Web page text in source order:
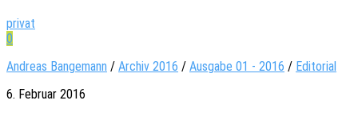
privat
0
Andreas Bangemann / Archiv 2016 / Ausgabe 01 - 2016 / Editorial
6. Februar 2016